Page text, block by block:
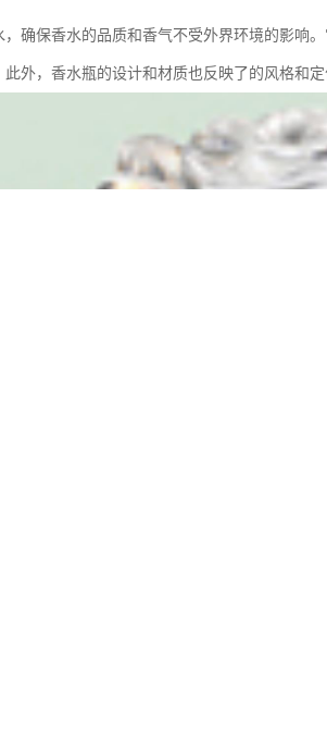
确保香水的品质和香气不受外界环境的影响
外，香水瓶的设计和材质也反映了的风格和定